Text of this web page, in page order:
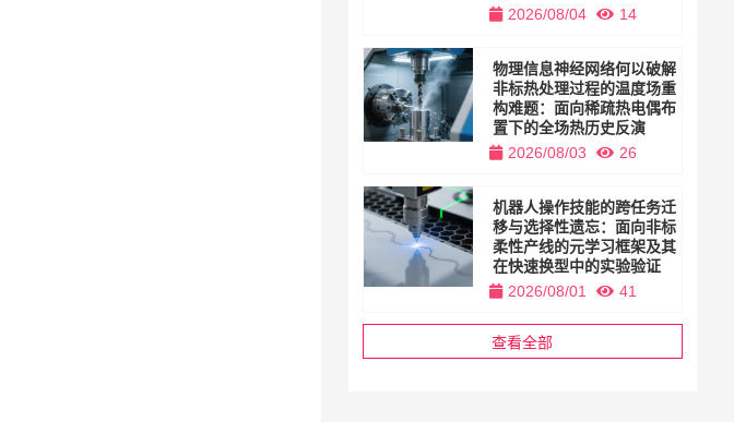
2026/08/04
14
物理信息神经网络何以破解
非标热处理过程的温度场重
构难题：面向稀疏热电偶布
置下的全场热历史反演
2026/08/03
26
机器人操作技能的跨任务迁
移与选择性遗忘：面向非标
柔性产线的元学习框架及其
在快速换型中的实验验证
2026/08/01
41
查看全部